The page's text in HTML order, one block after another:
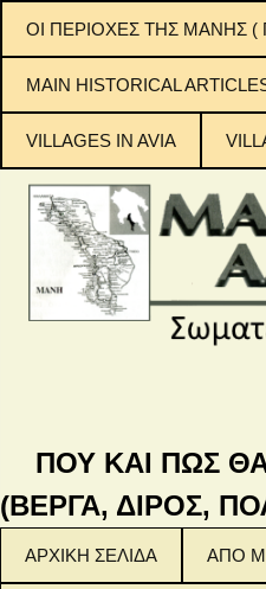
ΟΙ ΠΕΡΙΟΧΕΣ ΤΗΣ ΜΑΝΗΣ (
ΕΞΩ ΜΑΝΗ
ΜΕΣΑ ΜΑΝΗ
ΚΑΤΩ ΜΑΝΗ
ΜΠΑΡΔΟΥΝΙΑ
MAIN ΗISTORICAL
VILLAGES IN AVIA
ΠΟΥ ΚΑΙ ΠΩΣ
(ΒΕΡΓΑ, ΔΙΡΟΣ,
περιεχόμενο
ΑΡΧΙΚΗ ΣΕΛΙΔΑ ΑΠΟ